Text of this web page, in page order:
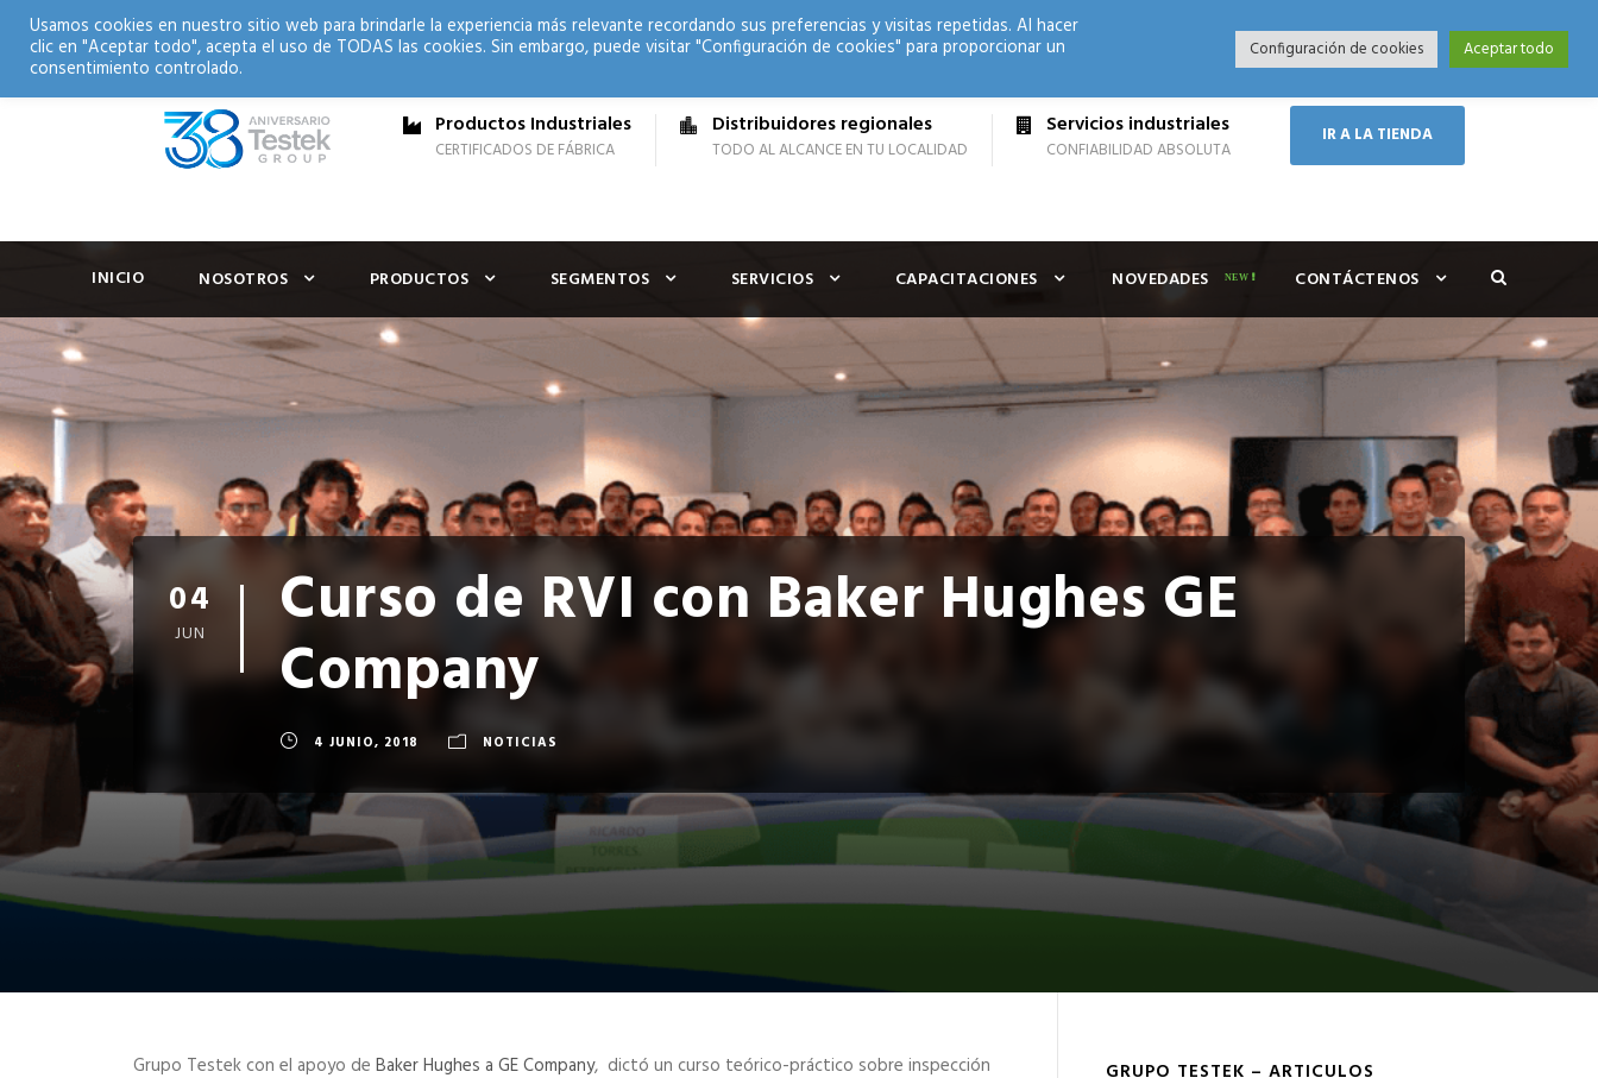
Modo Nocturno
Productos Industriales
CERTIFICADOS DE FÁBRICA
Distribuidores regionales
TODO AL ALCANCE EN TU LOCALIDAD
Servicios industriales
CONFIABILIDAD ABSOLUTA
IR A LA TIENDA
INICIO NOSOTROS PRODUCTOS SEGMENTOS SERVICIOS CAPACITACIONES NOVEDADES CONTÁCTENOS
04
JUN Curso de RVI con Baker Hughes GE
Company
4 JUNIO, 2018 NOTICIAS
Grupo Testek con el apoyo de Baker Hughes a GE Company, dictó un curso teórico-práctico sobre inspección
Usamos cookies en nuestro sitio web para brindarle la experiencia más relevante recordando sus preferencias y visitas repetidas. Al hacer
clic en "Aceptar todo", acepta el uso de TODAS las cookies. Sin embargo, puede visitar "Configuración de cookies" para proporcionar un
consentimiento controlado.
Configuración de cookies Aceptar todo